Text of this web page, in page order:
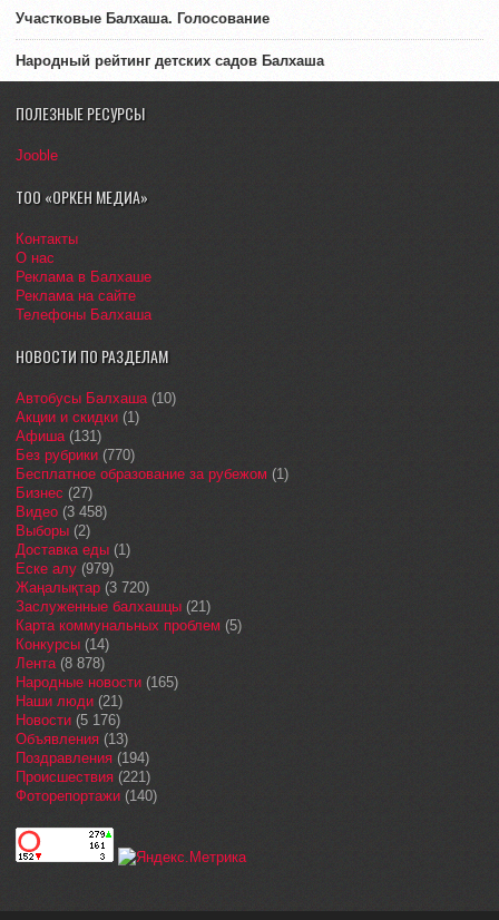
Участковые Балхаша. Голосование
Народный рейтинг детских садов Балхаша
ПОЛЕЗНЫЕ РЕСУРСЫ
Jooble
ТОО «ОРКЕН МЕДИА»
Контакты
О нас
Реклама в Балхаше
Реклама на сайте
Телефоны Балхаша
НОВОСТИ ПО РАЗДЕЛАМ
Автобусы Балхаша(10)
Акции и скидки (1)
Афиша(131)
Без рубрики (770)
Бесплатное образование за рубежом (1)
Бизнес (27)
Видео (3 458)
Выборы (2)
Доставка еды (1)
Еске алу (979)
Жаңалықтар (3 720)
Заслуженные балхашцы (21)
Карта коммунальных проблем (5)
Конкурсы (14)
Лента(8 878)
Народные новости (165)
Наши люди (21)
Новости (5 176)
Объявления (13)
Поздравления (194)
Происшествия (221)
Фоторепортажи (140)